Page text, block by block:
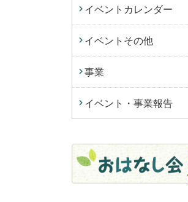
イベントカレンダー
イベントその他
事業
イベント・事業報告